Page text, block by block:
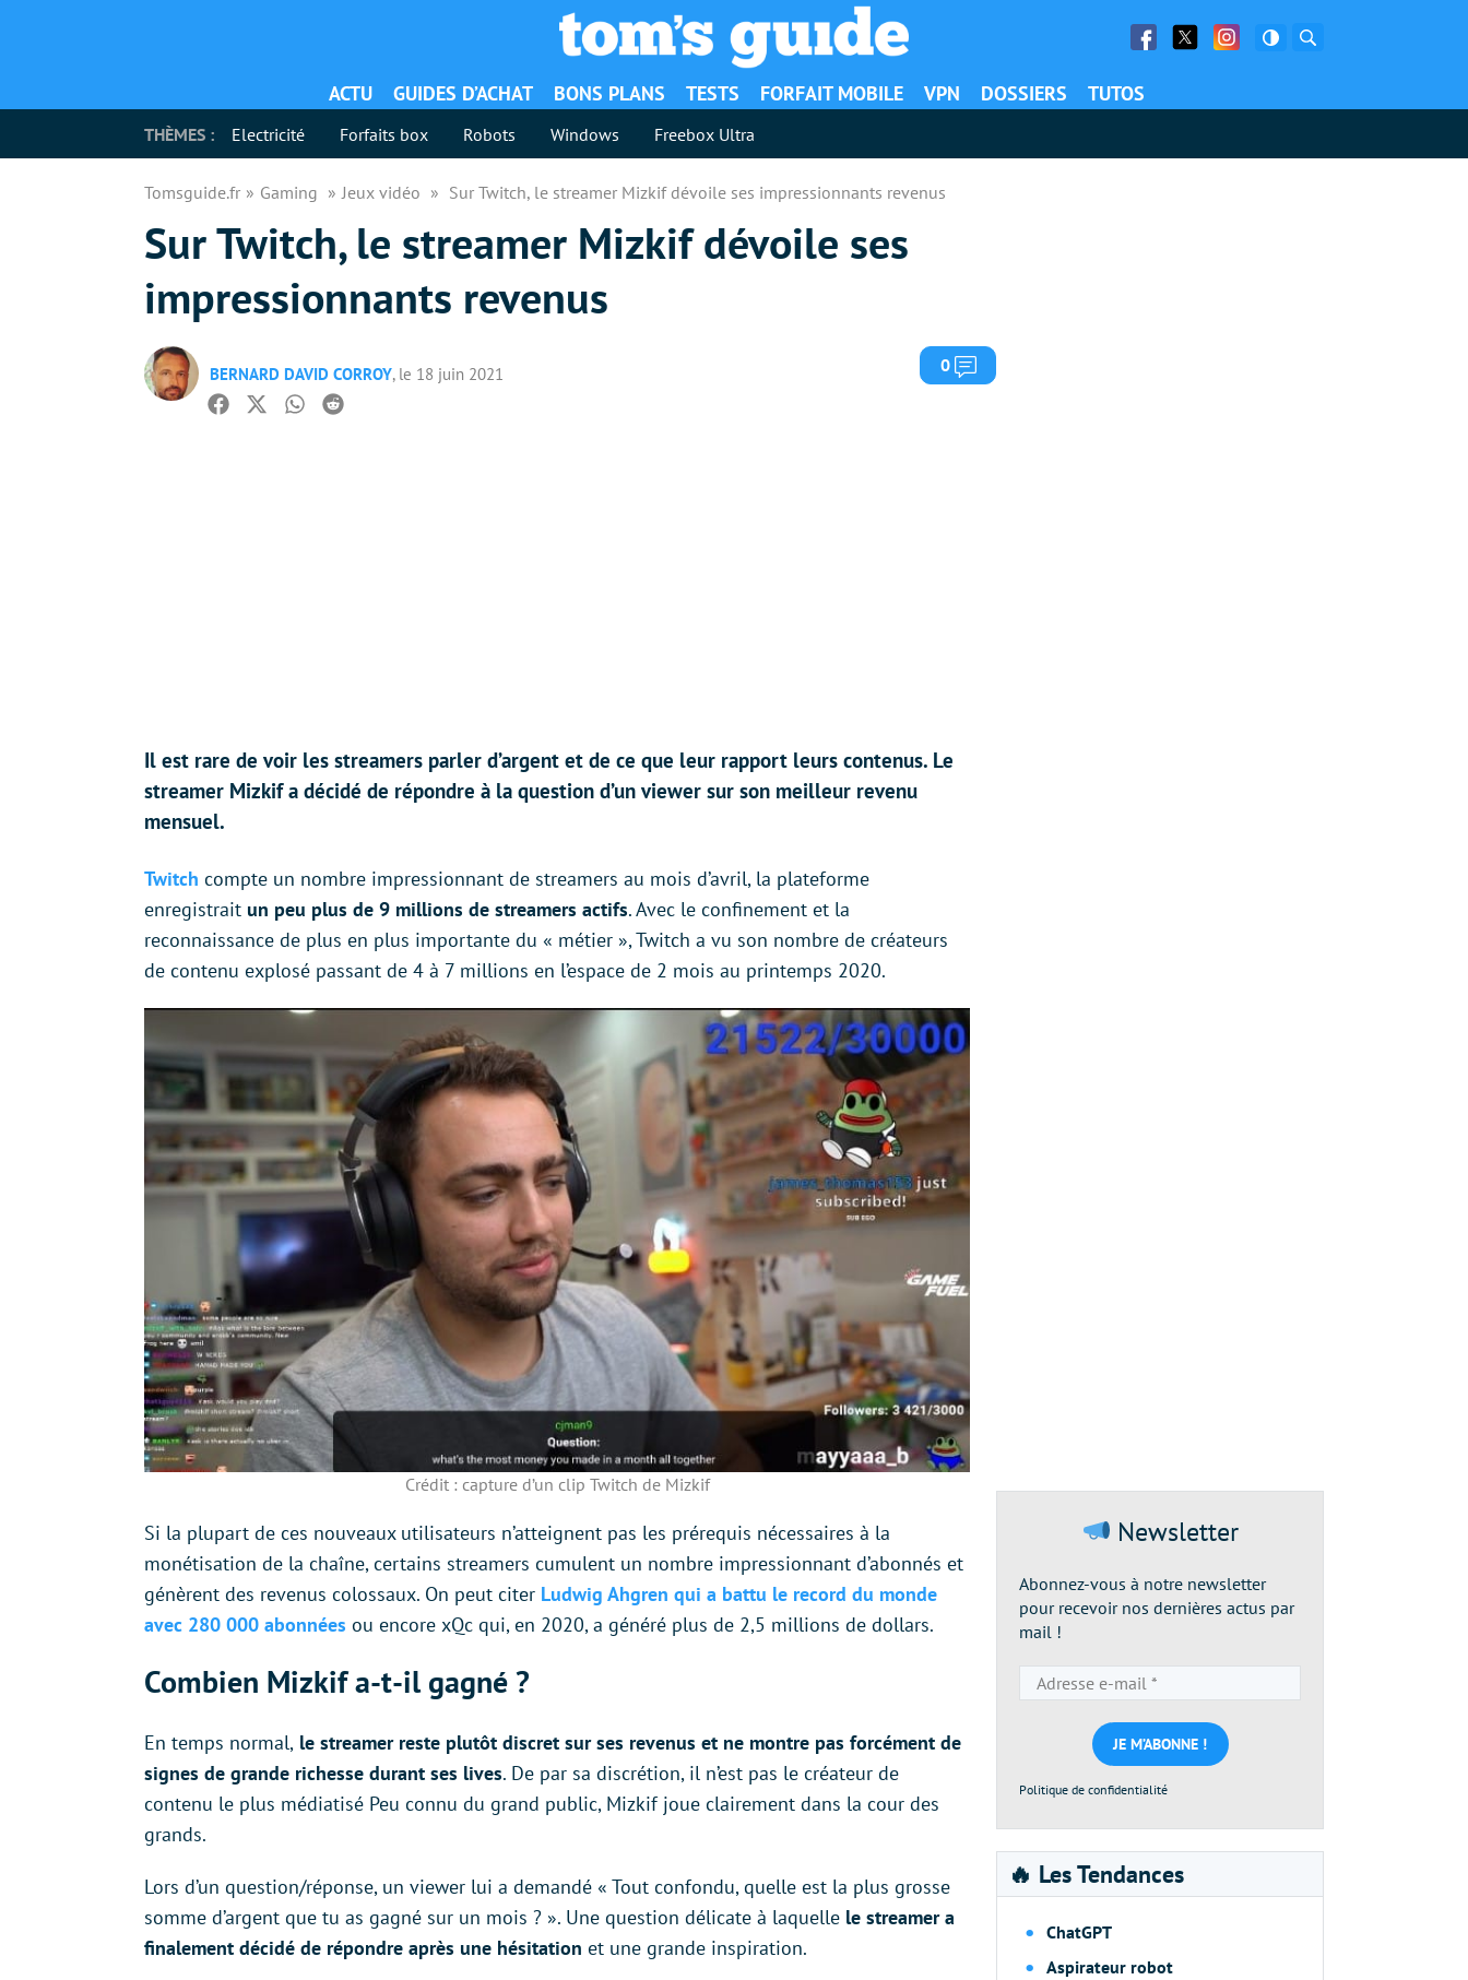
Facebook
Twitter Facebook
ACTU GUIDES D’ACHAT BONS PLANS TESTS FORFAIT MOBILE VPN DOSSIERS TUTOS
THÈMES : Electricité Forfaits box Robots Windows Freebox Ultra
Tomsguide.fr Gaming Jeux vidéo Sur Twitch, le streamer Mizkif dévoile ses impressionnants revenus
Sur Twitch, le streamer Mizkif dévoile ses
impressionnants revenus
BERNARD DAVID CORROY, le 18 juin 2021 0 Commentaires
Facebook
TwitterWhatsapp
Reddit
Il est rare de voir les streamers parler d’argent et de ce que leur rapport leurs contenus. Le
streamer Mizkif a décidé de répondre à la question d’un viewer sur son meilleur revenu
mensuel.
Twitch compte un nombre impressionnant de streamers au mois d’avril, la plateforme
enregistrait un peu plus de 9 millions de streamers actifs. Avec le confinement et la
reconnaissance de plus en plus importante du « métier », Twitch a vu son nombre de créateurs
de contenu explosé passant de 4 à 7 millions en l’espace de 2 mois au printemps 2020.
Crédit : capture d’un clip Twitch de Mizkif
Si la plupart de ces nouveaux utilisateurs n’atteignent pas les prérequis nécessaires à la
monétisation de la chaîne, certains streamers cumulent un nombre impressionnant d’abonnés et
génèrent des revenus colossaux. On peut citer Ludwig Ahgren qui a battu le record du monde
avec 280 000 abonnées ou encore xQc qui, en 2020, a généré plus de 2,5 millions de dollars.
Combien Mizkif a-t-il gagné ?
En temps normal, le streamer reste plutôt discret sur ses revenus et ne montre pas forcément de
signes de grande richesse durant ses lives. De par sa discrétion, il n’est pas le créateur de
contenu le plus médiatisé Peu connu du grand public, Mizkif joue clairement dans la cour des
grands.
Lors d’un question/réponse, un viewer lui a demandé « Tout confondu, quelle est la plus grosse
somme d’argent que tu as gagné sur un mois ? ». Une question délicate à laquelle le streamer a
finalement décidé de répondre après une hésitation et une grande inspiration.
Newsletter
Abonnez-vous à notre newsletter
pour recevoir nos dernières actus par
mail !
e-
mail
*
Politique de confidentialité
🔥 Les Tendances
ChatGPT
Aspirateur robot